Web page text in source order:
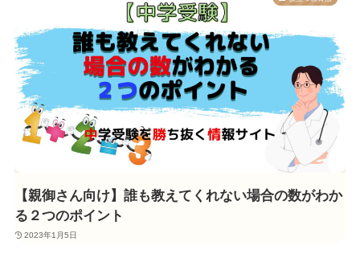
【親御さん向け】誰も教えてくれない場合の数がわか
る２つのポイント
2023年1月5日